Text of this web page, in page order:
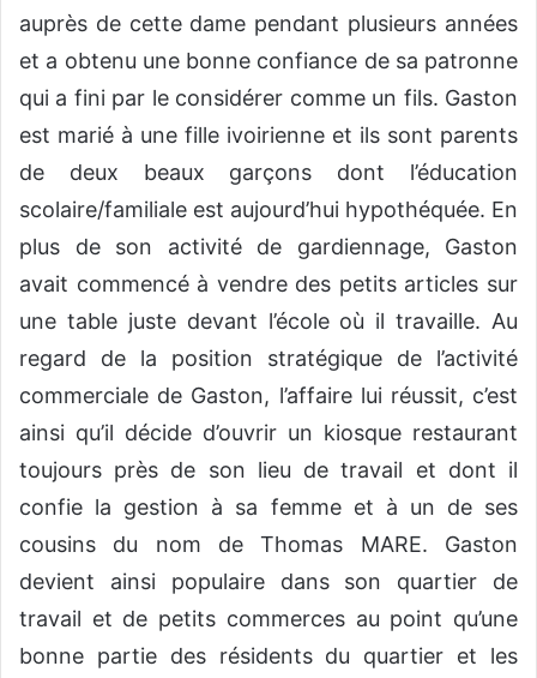
auprès de cette dame pendant plusieurs années
et a obtenu une bonne confiance de sa patronne
qui a fini par le considérer comme un fils. Gaston
est marié à une fille ivoirienne et ils sont parents
de deux beaux garçons dont l’éducation
scolaire/familiale est aujourd’hui hypothéquée. En
plus de son activité de gardiennage, Gaston
avait commencé à vendre des petits articles sur
une table juste devant l’école où il travaille. Au
regard de la position stratégique de l’activité
commerciale de Gaston, l’affaire lui réussit, c’est
ainsi qu’il décide d’ouvrir un kiosque restaurant
toujours près de son lieu de travail et dont il
confie la gestion à sa femme et à un de ses
cousins du nom de Thomas MARE. Gaston
devient ainsi populaire dans son quartier de
travail et de petits commerces au point qu’une
bonne partie des résidents du quartier et les